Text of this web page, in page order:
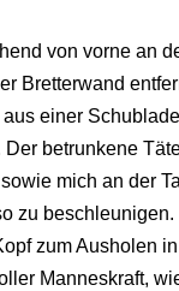
von vorne an
Bretterwand
einer
Der betrunkene
mich an der
zu
zum Ausholen
Manneskraft,